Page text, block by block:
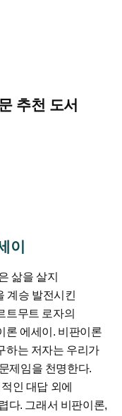
추천 도서
이
삶을 살지
계승 발전시킨
트무트 로자의
론 에세이. 비판이론
하는 저자는 우리가
제임을 천명한다.
인 대답 외에
다. 그래서 비판이론,